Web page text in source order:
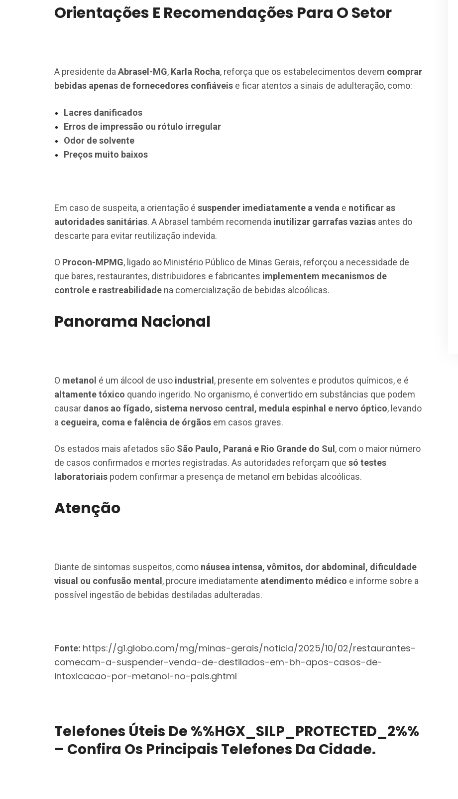
Orientações E Recomendações Para O Setor
A presidente da Abrasel-MG, Karla Rocha, reforça que os estabelecimentos devem comprar
bebidas apenas de fornecedores confiáveise ficar atentos a sinais de adulteração, como:
Lacres danificados
Erros de impressão ou rótulo irregular
Odor de solvente
Preços muito baixos
Em caso de suspeita, a orientação é suspender imediatamente a venda e notificar as
autoridades sanitárias. A Abrasel também recomenda inutilizar garrafas vaziasantes do
descarte para evitar reutilização indevida.
O Procon-MPMG, ligado ao Ministério Público de Minas Gerais, reforçou a necessidade de
que bares, restaurantes, distribuidores e fabricantes implementem mecanismos de
controle e rastreabilidadena comercialização de bebidas alcoólicas.
Panorama Nacional
O metanol é um álcool de uso industrial, presente em solventes e produtos químicos, e é
altamente tóxico quando ingerido. No organismo, é convertido em substâncias que podem
causar danos ao fígado, sistema nervoso central, medula espinhal e nervo óptico, levando
a cegueira, coma e falência de órgãosem casos graves.
Os estados mais afetados são São Paulo, Paraná e Rio Grande do Sul , com o maior número
de casos confirmados e mortes registradas. As autoridades reforçam que só testes
laboratoriaispodem confirmar a presença de metanol em bebidas alcoólicas.
Atenção
Diante de sintomas suspeitos, como náusea intensa, vômitos, dor abdominal, dificuldade
visual ou confusão mental , procure imediatamente atendimento médico e informe sobre a
possível ingestão de bebidas destiladas adulteradas.
Fonte: https://g1.globo.com/mg/minas-gerais/noticia/2025/10/02/restaurantes-
comecam-a-suspender-venda-de-destilados-em-bh-apos-casos-de-
intoxicacao-por-metanol-no-pais.ghtml
Telefones Úteis De %%HGX_SILP_PROTECTED_2%%
– Confira Os Principais Telefones Da Cidade.